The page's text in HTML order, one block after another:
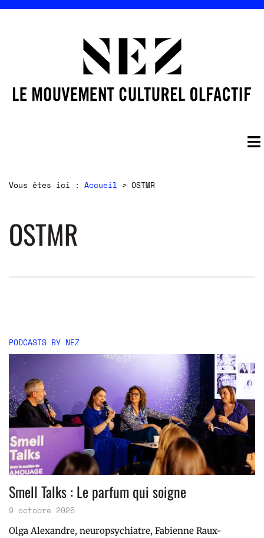
Vous êtes ici : Accueil > OSTMR
OSTMR
PODCASTS BY NEZ
Smell Talks : Le parfum qui soigne
9 octobre 2025
Olga Alexandre, neuropsychiatre, Fabienne Raux-